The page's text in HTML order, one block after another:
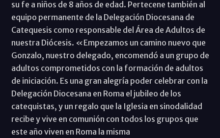
su fe a niños de 8 años de edad. Pertecene también al
equipo permanente de la Delegación Diocesana de
Catequesis como responsable del Área de Adultos de
nuestra Diócesis. «Empezamos un camino nuevo que
Gonzalo, nuestro delegado, encomendó a un grupo de
adultos comprometidos con la formación de adultos
de iniciación. Es una gran alegría poder celebrar con la
Delegación Diocesana en Roma el jubileo de los
catequistas, y un regalo que la Iglesia en sinodalidad
recibe y vive en comunión con todos los grupos que
este año viven en Roma la misma